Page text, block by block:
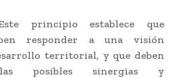
principio establece que
responder a una visión
territorial, y que deben
posibles sinergias y